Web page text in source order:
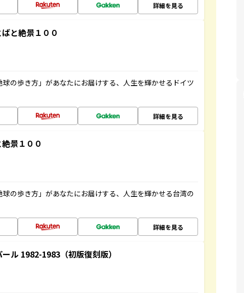
詳細を見る
と絶景１００
の歩き方」があなたにお届けする、人生を輝かせるドイツ
詳細を見る
景１００
の歩き方」があなたにお届けする、人生を輝かせる台湾の
詳細を見る
ル 1982-1983（初版復刻版）